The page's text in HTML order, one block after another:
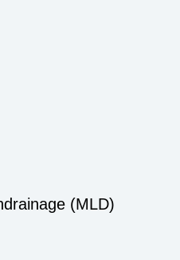
(MLD)